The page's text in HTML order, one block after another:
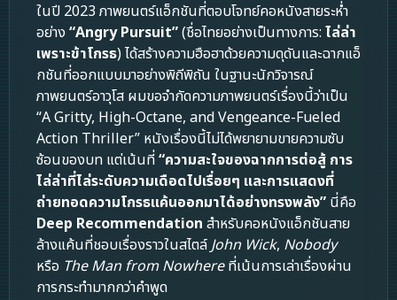
ในปี 2023 ภาพยนตร์แอ็กชันที่ตอบโจทย์คอหนังสายระห่ำ
อย่าง “Angry Pursuit”(ชื่อไทยอย่างเป็นทางการ: ไล่ล่า
เพราะข้าโกรธ) ได้สร้างความฮือฮาด้วยความดุดันและฉากแอ็
กชันที่ออกแบบมาอย่างพิถีพิถัน ในฐานะนักวิจารณ์
ภาพยนตร์อาวุโส ผมขอจำกัดความภาพยนตร์เรื่องนี้ว่าเป็น
“A Gritty, High-Octane, and Vengeance-Fueled
Action Thriller” หนังเรื่องนี้ไม่ได้พยายามขายความซับ
ซ้อนของบท แต่เน้นที่“ความสะใจของฉากการต่อสู้ การ
ไล่ล่าที่ไล่ระดับความเดือดไปเรื่อยๆ และการแสดงที่
ถ่ายทอดความโกรธแค้นออกมาได้อย่างทรงพลัง” นี่คือ
Deep Recommendation สำหรับคอหนังแอ็กชันสาย
ล้างแค้นที่ชอบเรื่องราวในสไตล์John Wick, Nobody
หรือ The Man from Nowhereที่เน้นการเล่าเรื่องผ่าน
การกระทำมากกว่าคำพูด